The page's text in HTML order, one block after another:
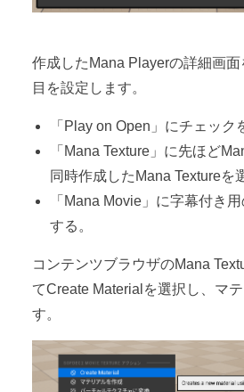
作成したMana Playerの詳細画
目を設定します。
「Play on Open」にチェック
「Mana Texture」に先ほど
同時作成したMana Textureを
「Mana Movie」に字幕付き
する。
コンテンツブラウザのMana
てCreate Materialを選択し、マ
す。